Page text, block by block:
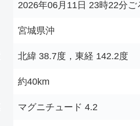
2026年06月11日 23時22分ご
宮城県沖
北緯 38.7度，東経 142.2度
約40km
マグニチュード 4.2